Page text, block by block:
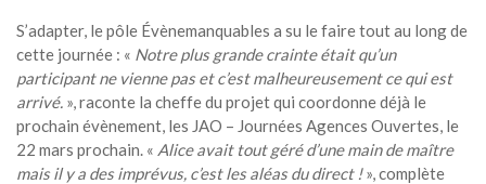
S’adapter, le pôle Évènemanquables a su le faire tout au long de
cette journée : « Notre plus grande crainte était qu’un
participant ne vienne pas et c’est malheureusement ce qui est
arrivé. », raconte la cheffe du projet qui coordonne déjà le
prochain évènement, les JAO – Journées Agences Ouvertes, le
22 mars prochain. « Alice avait tout géré d’une main de maître
mais il y a des imprévus, c’est les aléas du direct !», complète